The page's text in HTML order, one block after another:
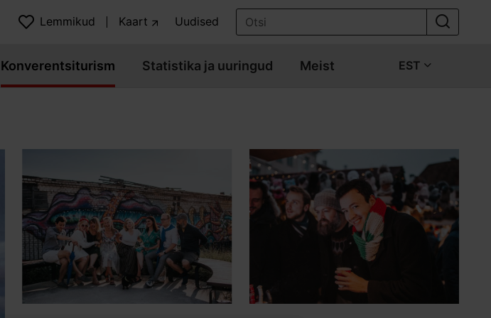
Lemmikud Kaart Uudised
Konverentsiturism Statistika ja uuringud Meist EST